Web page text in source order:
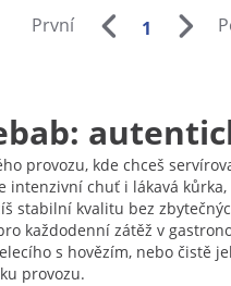
První 1
provozu, kde chceš
intenzivní chuť i lákavá
stabilní kvalitu bez
každodenní zátěž v
s hovězím, nebo čistě
provozu.